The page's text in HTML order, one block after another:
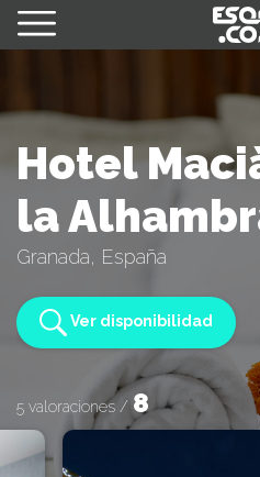
Hotel
la
Granada, España
Ver disponibilidad
5 valoraciones / 8